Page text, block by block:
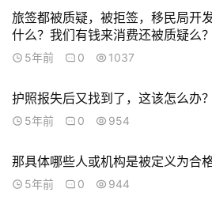
民
家
团
聚
工
作
签
旅签都被质疑，被拒签，移民局开
什么？我们有钱来消费还被质疑么？
5年前 0 1037
护照报失后又找到了，这该怎么办？
5年前 0 954
那具体哪些人或机构是被定义为合
5年前 0 944